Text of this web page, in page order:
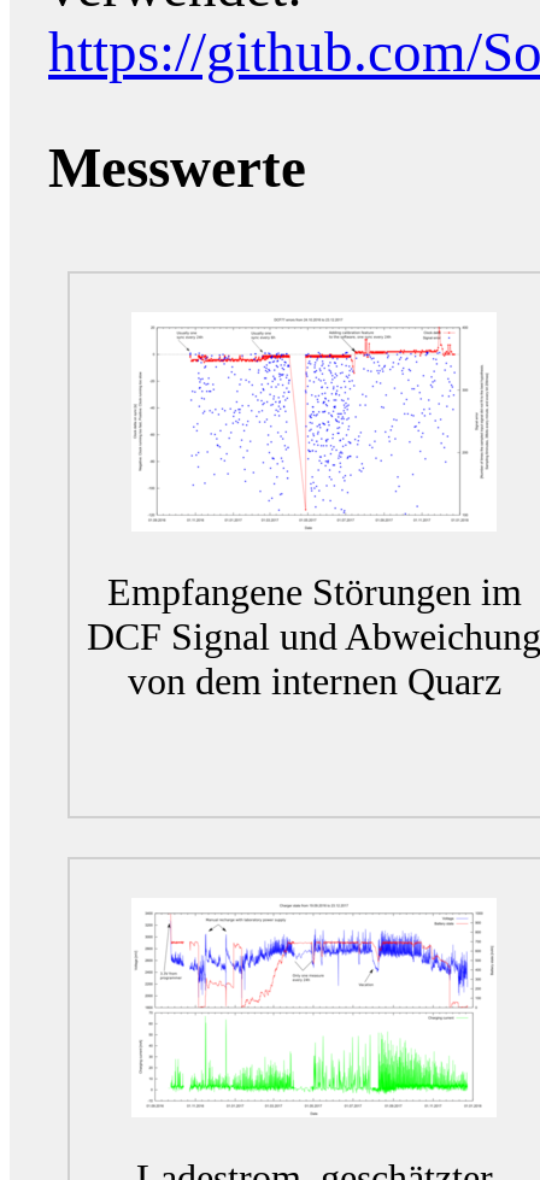
https://github.com/
Messwerte
Empfangene Störungen im
DCF Signal und Abweichung
von dem internen Quarz